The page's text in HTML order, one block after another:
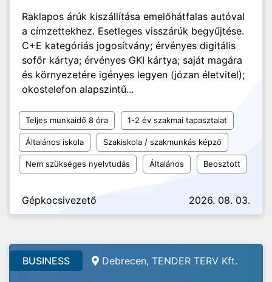
Raklapos árúk kiszállítása emelőhátfalas autóval
a címzettekhez. Esetleges visszárúk begyűjtése.
C+E kategóriás jogosítvány; érvényes digitális
sofőr kártya; érvényes GKI kártya; saját magára
és környezetére igényes legyen (józan életvitel);
okostelefon alapszintű...
Teljes munkaidő 8 óra 1-2 év szakmai tapasztalat
Általános iskola Szakiskola / szakmunkás képző
Nem szükséges nyelvtudás Általános Beosztott
Gépkocsivezető 2026. 08. 03.
BUSINESS Debrecen, TENDER TERV Kft.